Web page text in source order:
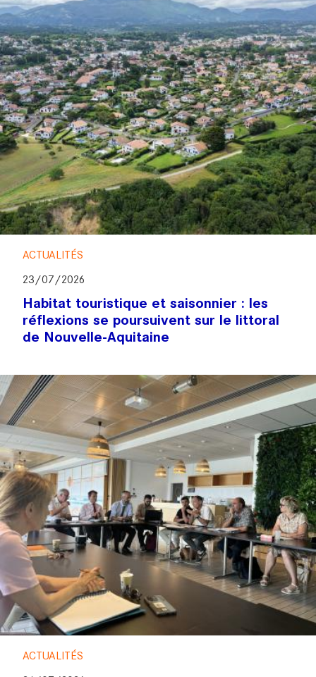
ACTUALITÉS
23/07/2026
Habitat touristique et saisonnier : les
réflexions se poursuivent sur le littoral
de Nouvelle-Aquitaine
ACTUALITÉS